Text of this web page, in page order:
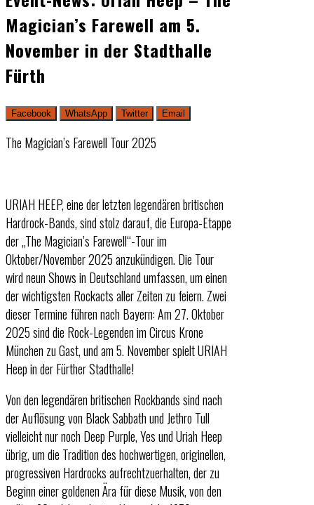
Magician’s Farewell am 5.
November in der Stadthalle
Fürth
Facebook WhatsApp Twitter Email
The Magician’s Farewell Tour 2025
URIAH HEEP, eine der letzten legendären britischen
Hardrock-Bands, sind stolz darauf, die Europa-Etappe
der „The Magician’s Farewell“-Tour im
Oktober/November 2025 anzukündigen. Die Tour
wird neun Shows in Deutschland umfassen, um einen
der wichtigsten Rockacts aller Zeiten zu feiern. Zwei
dieser Termine führen nach Bayern: Am 27. Oktober
2025 sind die Rock-Legenden im Circus Krone
München zu Gast, und am 5. November spielt URIAH
Heep in der Fürther Stadthalle!
Von den legendären britischen Rockbands sind nach
der Auflösung von Black Sabbath und Jethro Tull
vielleicht nur noch Deep Purple, Yes und Uriah Heep
übrig, um die Tradition des hochwertigen, originellen,
progressiven Hardrocks aufrechtzuerhalten, der zu
Beginn einer goldenen Ära für diese Musik, von den